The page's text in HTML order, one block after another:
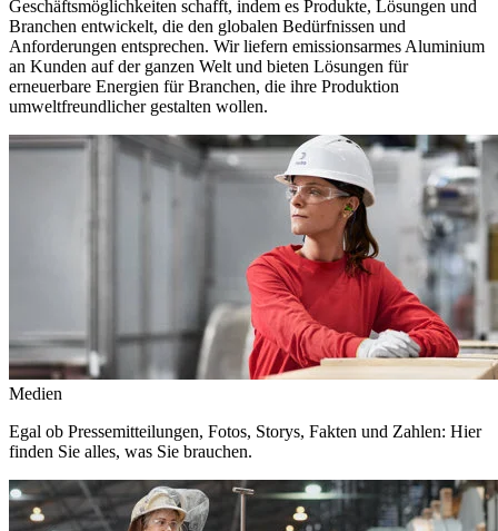
Geschäftsmöglichkeiten schafft, indem es Produkte, Lösungen und
Branchen entwickelt, die den globalen Bedürfnissen und
Anforderungen entsprechen. Wir liefern emissionsarmes Aluminium
an Kunden auf der ganzen Welt und bieten Lösungen für
erneuerbare Energien für Branchen, die ihre Produktion
umweltfreundlicher gestalten wollen.
Medien
Egal ob Pressemitteilungen, Fotos, Storys, Fakten und Zahlen: Hier
finden Sie alles, was Sie brauchen.